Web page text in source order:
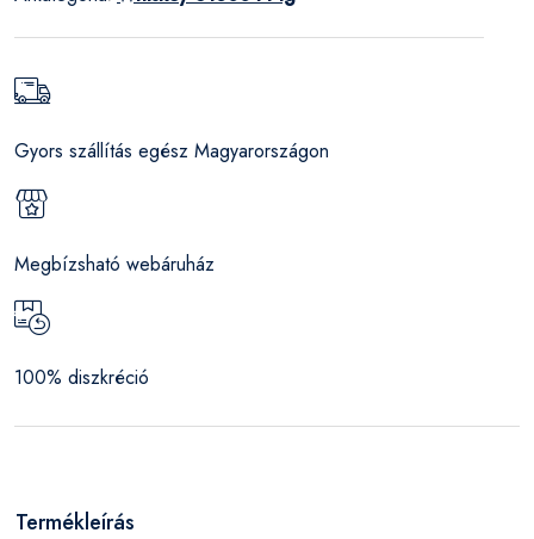
Gyors szállítás egész Magyarországon
Megbízsható webáruház
100% diszkréció
Termékleírás